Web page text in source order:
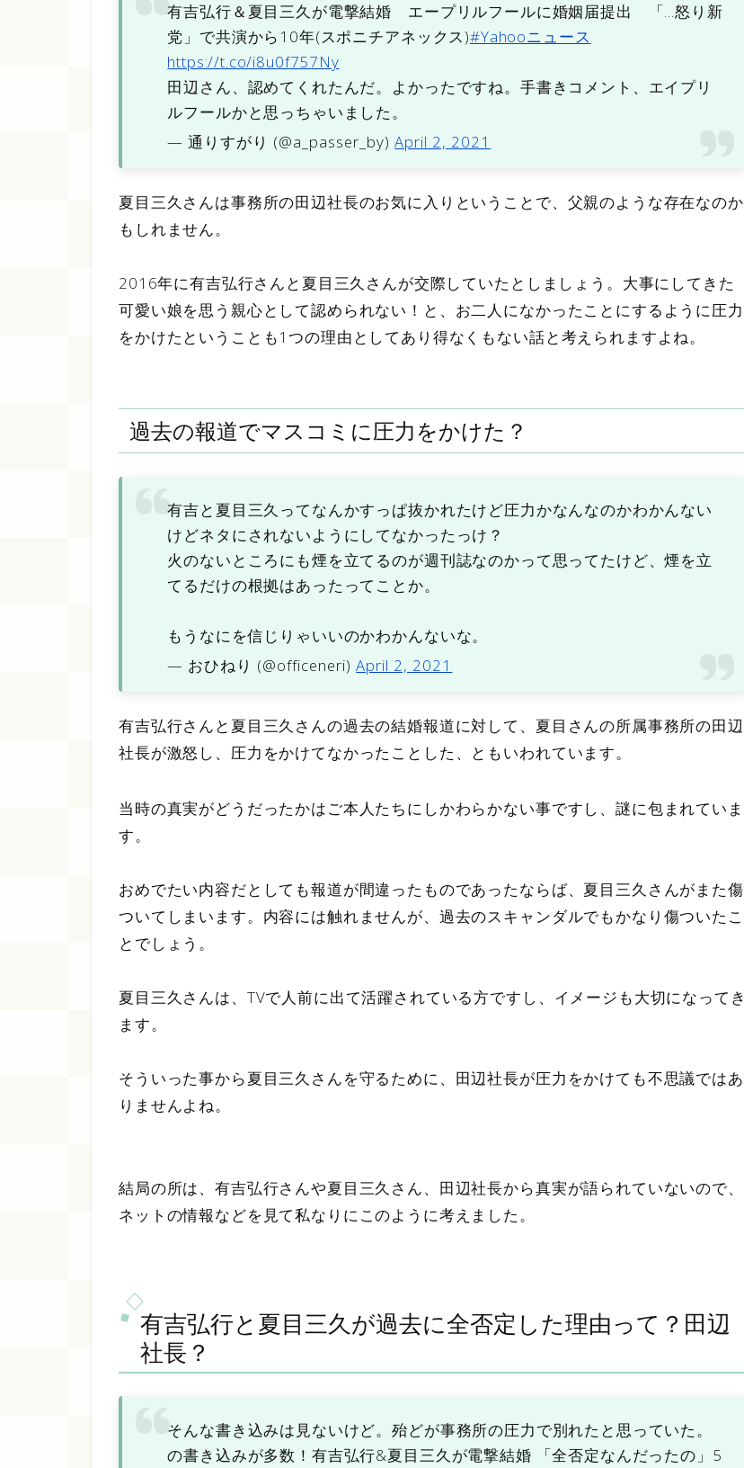
有吉弘行＆夏目三久が電撃結婚 エープリルフールに婚姻届提出 「…怒り新
党」で共演から10年(スポニチアネックス)#Yahooニュース
https://t.co/i8u0f757Ny
田辺さん、認めてくれたんだ。よかったですね。手書きコメント、エイプリ
ルフールかと思っちゃいました。
— 通りすがり (@a_passer_by)April 2, 2021
夏目三久さんは事務所の田辺社長のお気に入りということで、父親のような存在なのか
もしれません。
2016年に有吉弘行さんと夏目三久さんが交際していたとしましょう。大事にしてきた
可愛い娘を思う親心として認められない！と、お二人になかったことにするように圧力
をかけたということも1つの理由としてあり得なくもない話と考えられますよね。
過去の報道でマスコミに圧力をかけた？
有吉と夏目三久ってなんかすっぱ抜かれたけど圧力かなんなのかわかんない
けどネタにされないようにしてなかったっけ？
火のないところにも煙を立てるのが週刊誌なのかって思ってたけど、煙を立
てるだけの根拠はあったってことか。
もうなにを信じりゃいいのかわかんないな。
— おひねり (@officeneri)April 2, 2021
有吉弘行さんと夏目三久さんの過去の結婚報道に対して、夏目さんの所属事務所の田辺
社長が激怒し、圧力をかけてなかったことした、ともいわれています。
当時の真実がどうだったかはご本人たちにしかわらかない事ですし、謎に包まれていま
す。
おめでたい内容だとしても報道が間違ったものであったならば、夏目三久さんがまた傷
ついてしまいます。内容には触れませんが、過去のスキャンダルでもかなり傷ついたこ
とでしょう。
夏目三久さんは、TVで人前に出て活躍されている方ですし、イメージも大切になってき
ます。
そういった事から夏目三久さんを守るために、田辺社長が圧力をかけても不思議ではあ
りませんよね。
結局の所は、有吉弘行さんや夏目三久さん、田辺社長から真実が語られていないので、
ネットの情報などを見て私なりにこのように考えました。
有吉弘行と夏目三久が過去に全否定した理由って？田辺
社長？
そんな書き込みは見ないけど。殆どが事務所の圧力で別れたと思っていた。
の書き込みが多数！有吉弘行&夏目三久が電撃結婚 「全否定なんだったの」5